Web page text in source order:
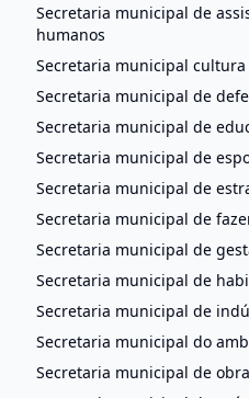
Secretaria municipal de
humanos
Secretaria municipal cultura
Secretaria municipal de
Secretaria municipal de
Secretaria municipal de
Secretaria municipal de
Secretaria municipal de
Secretaria municipal de
Secretaria municipal de
Secretaria municipal de
Secretaria municipal do
Secretaria municipal de